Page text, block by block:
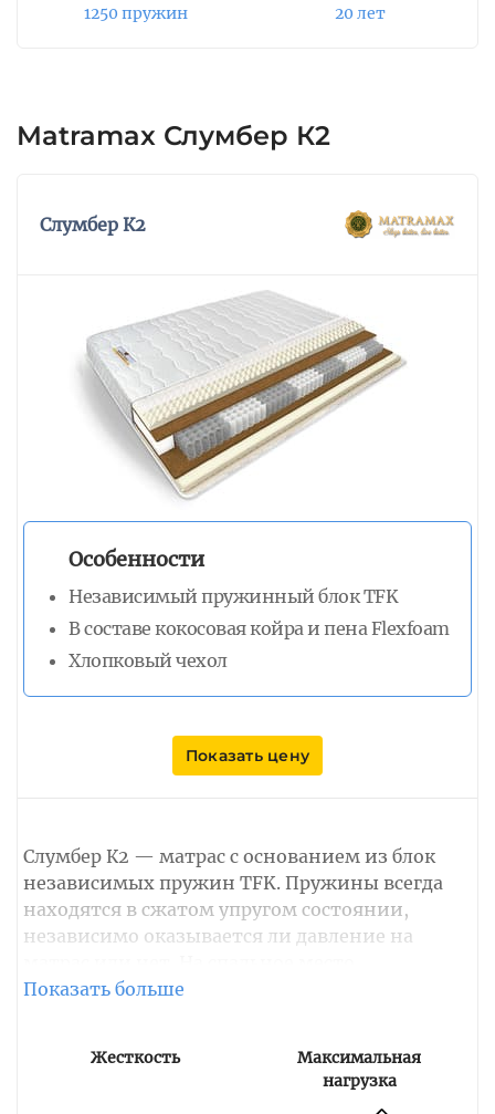
правильное положение.
матраса.
1250 пружин 20 лет
Matramax Слумбер К2
Слумбер К2
Особенности
Независимый пружинный блок TFK
В составе кокосовая койра и пена Flexfoam
Хлопковый чехол
Показать цену
Слумбер К2 — матрас с основанием из блок
независимых пружин TFK. Пружины всегда
находятся в сжатом упругом состоянии,
независимо оказывается ли давление на
приходится более 500 пружин, оказывающие
Настилочные слои из кокоса и эластичной
Жесткость
Максимальная
нагрузка